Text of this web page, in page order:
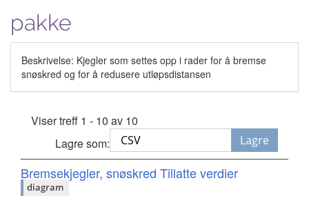
pakke
Beskrivelse: Kjegler som settes opp i rader for å bremse
snøskred og for å redusere utløpsdistansen
Viser treff 1 - 10 av 10
Lagre som:
Lagre
Bremsekjegler, snøskred Tillatte verdier
diagram